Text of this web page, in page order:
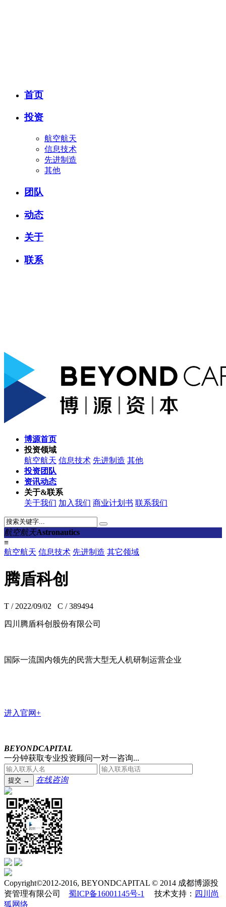
首页
投资
航空航天
信息技术
先进制造
其他
团队
动态
关于
联系
博源首页
投资领域
航空航天 信息技术 先进制造 其他
投资团队
资讯动态
关于&联系
关于我们 加入我们 商业计划书 联系我们
航空航天Astronautics
≡
航空航天 信息技术 先进制造 其它领域
腾盾科创
T / 2022/09/02 C /389494
四川腾盾科创股份有限公司
国际一流国内领先的民营大型无人机研制运营企业
进入官网+
BEYONDCAPITAL
一分钟获取专业投资顾问一对一咨询...
在线咨询
Copyright©2012-2016, BEYONDCAPITAL © 2014 成都博源投
资管理有限公司 蜀ICP备16001145号-1 技术支持： 四川尚
狐网络